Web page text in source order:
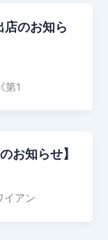
店のお知ら
第1
お知らせ】
イアン